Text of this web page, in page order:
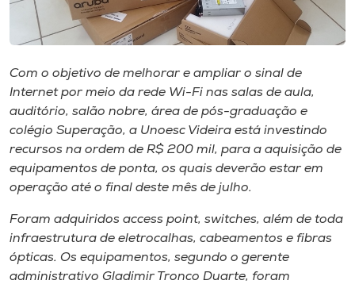
Editora
Rádio
Museu
Unoesc
Selecione
Com o objetivo de melhorar e ampliar o sinal de
Internet por meio da rede Wi-Fi nas salas de aula,
auditório, salão nobre, área de pós-graduação e
colégio Superação, a Unoesc Videira está investindo
recursos na ordem de R$ 200 mil, para a aquisição de
equipamentos de ponta, os quais deverão estar em
operação até o final deste mês de julho.
Foram adquiridos access point, switches, além de toda
infraestrutura de eletrocalhas, cabeamentos e fibras
ópticas. Os equipamentos, segundo o gerente
administrativo Gladimir Tronco Duarte, foram